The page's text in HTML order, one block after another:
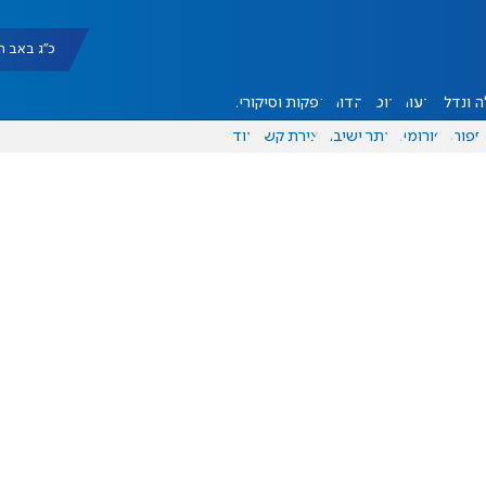
כ"ג באב תשפ"ו
ונדל"ן דעות אוכל יהדות הפקות וסיקורים
ספורט פורומים אתר ישיבה יצירת קשר עוד